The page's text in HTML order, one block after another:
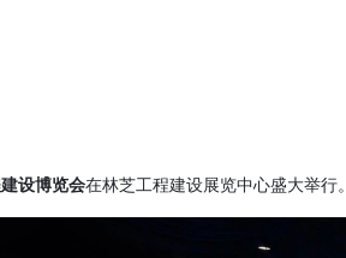
设博览会在林芝工程建设展览中心盛大举行。